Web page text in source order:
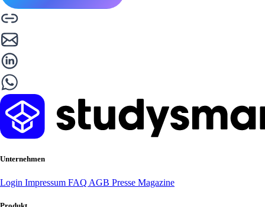
Unternehmen
Login Impressum FAQ AGB Presse Magazine